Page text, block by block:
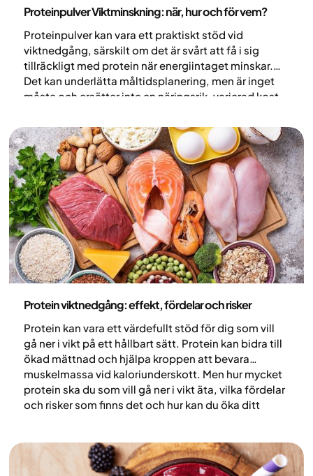
Proteinpulver Viktminskning: när, hur och för vem?
Proteinpulver kan vara ett praktiskt stöd vid
viktnedgång, särskilt om det är svårt att få i sig
tillräckligt med protein när energiintaget minskar.
Det kan underlätta måltidsplanering, men är inget
måste och ersätter inte en näringsrik, varierad kost.
det kan underlätta.
Protein viktnedgång: effekt, fördelar och risker
Protein kan vara ett värdefullt stöd för dig som vill
gå ner i vikt på ett hållbart sätt. Protein kan bidra till
ökad mättnad och hjälpa kroppen att bevara
muskelmassa vid kaloriunderskott. Men hur mycket
protein ska du som vill gå ner i vikt äta, vilka fördelar
och risker som finns det och hur kan du öka ditt